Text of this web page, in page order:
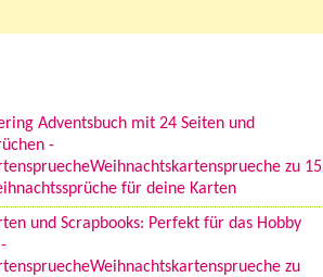
Adventsbuch mit 24 Seiten und
-
zu 15
für deine Karten
und Scrapbooks: Perfekt für das Hobby
zu